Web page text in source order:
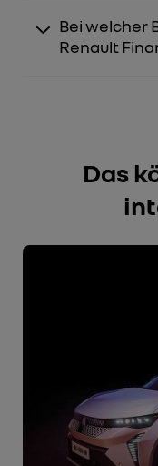
Bei welcher
Renault
Das